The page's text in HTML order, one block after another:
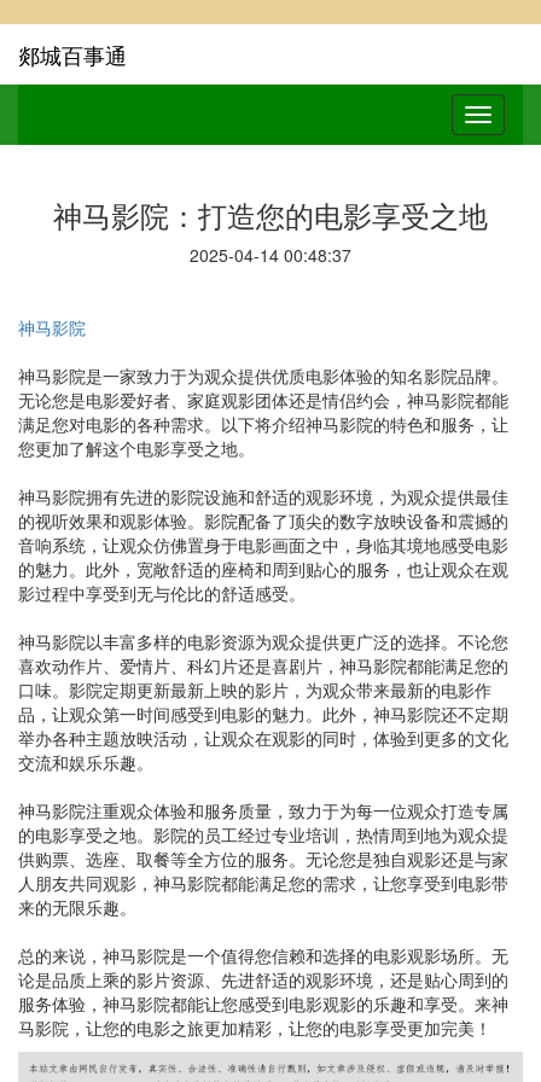
郯城百事通
神马影院：打造您的电影享受之地
2025-04-14 00:48:37
神马影院
神马影院是一家致力于为观众提供优质电影体验的知名影院品牌。
无论您是电影爱好者、家庭观影团体还是情侣约会，神马影院都能
满足您对电影的各种需求。以下将介绍神马影院的特色和服务，让
您更加了解这个电影享受之地。
神马影院拥有先进的影院设施和舒适的观影环境，为观众提供最佳
的视听效果和观影体验。影院配备了顶尖的数字放映设备和震撼的
音响系统，让观众仿佛置身于电影画面之中，身临其境地感受电影
的魅力。此外，宽敞舒适的座椅和周到贴心的服务，也让观众在观
影过程中享受到无与伦比的舒适感受。
神马影院以丰富多样的电影资源为观众提供更广泛的选择。不论您
喜欢动作片、爱情片、科幻片还是喜剧片，神马影院都能满足您的
口味。影院定期更新最新上映的影片，为观众带来最新的电影作
品，让观众第一时间感受到电影的魅力。此外，神马影院还不定期
举办各种主题放映活动，让观众在观影的同时，体验到更多的文化
交流和娱乐乐趣。
神马影院注重观众体验和服务质量，致力于为每一位观众打造专属
的电影享受之地。影院的员工经过专业培训，热情周到地为观众提
供购票、选座、取餐等全方位的服务。无论您是独自观影还是与家
人朋友共同观影，神马影院都能满足您的需求，让您享受到电影带
来的无限乐趣。
总的来说，神马影院是一个值得您信赖和选择的电影观影场所。无
论是品质上乘的影片资源、先进舒适的观影环境，还是贴心周到的
服务体验，神马影院都能让您感受到电影观影的乐趣和享受。来神
马影院，让您的电影之旅更加精彩，让您的电影享受更加完美！